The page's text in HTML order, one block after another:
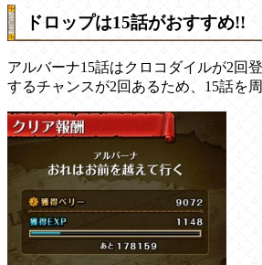
ドロップは15話がおすすめ!!
アルバーナ15話はクロコダイルが2回
するチャンスが2回あるため、15話を